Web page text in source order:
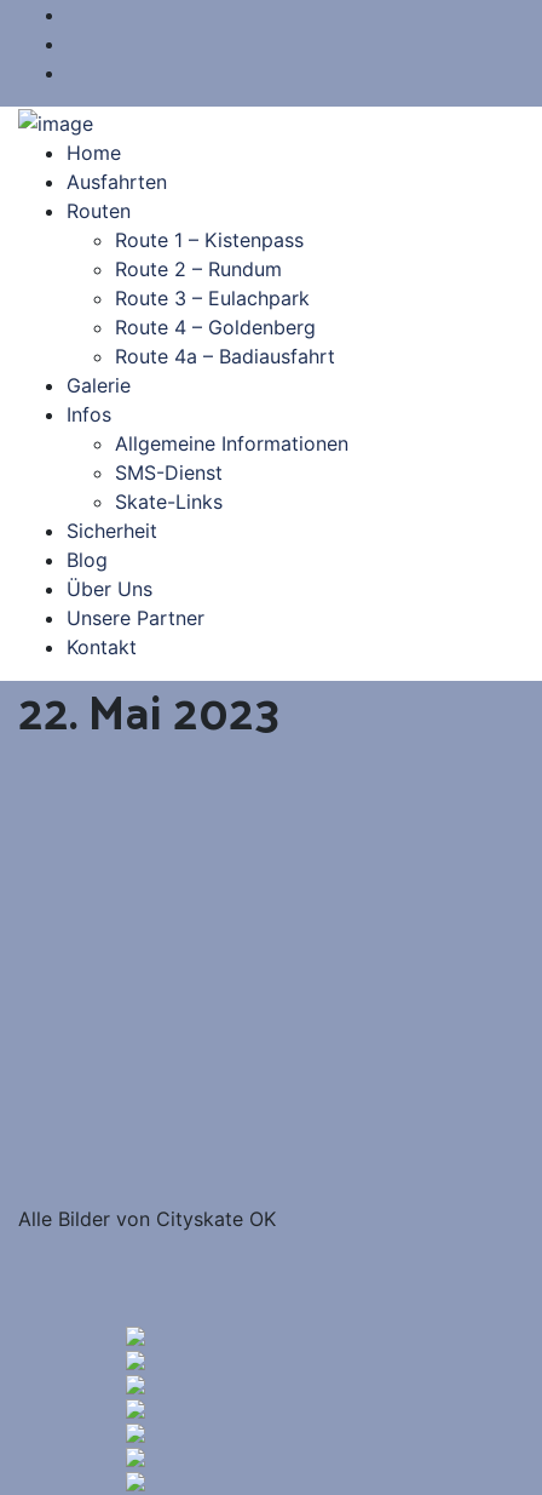
Home
Ausfahrten
Routen
Route 1 – Kistenpass
Route 2 – Rundum
Route 3 – Eulachpark
Route 4 – Goldenberg
Route 4a – Badiausfahrt
Galerie
Infos
Allgemeine Informationen
SMS-Dienst
Skate-Links
Sicherheit
Blog
Über Uns
Unsere Partner
Kontakt
22. Mai 2023
Alle Bilder von Cityskate OK